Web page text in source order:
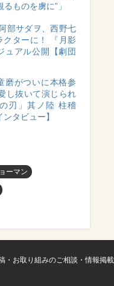
ものを虜に”」
部サダヲ、西野七
クターに！ 『月影
ュアル公開【劇団
磨がついに本格参
し抜いて演じられ
刃」其ノ陸 柱稽
タビュー】
ーマン
・お取り組みのご相談・情報掲